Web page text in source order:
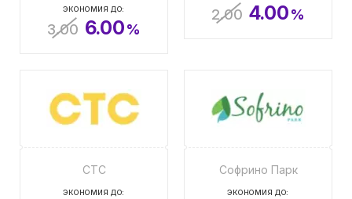
ЭКОНОМИЯ ДО:
3.00 6.00%
2.00 4.00%
СТС
ЭКОНОМИЯ ДО:
Софрино Парк
ЭКОНОМИЯ ДО: